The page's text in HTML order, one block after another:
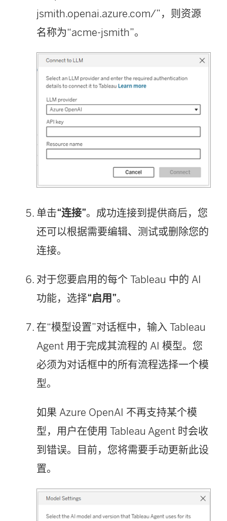
jsmith.openai.azure.com/”，则资源
名称为“acme-jsmith”。
单击“连接”。成功连接到提供商后，您
还可以根据需要编辑、测试或删除您的
连接。
对于您要启用的每个 Tableau 中的 AI
功能，选择“启用”。
在“模型设置”对话框中，输入 Tableau
Agent 用于完成其流程的 AI 模型。您
必须为对话框中的所有流程选择一个模
型。
如果 Azure OpenAI 不再支持某个模
型，用户在使用 Tableau Agent 时会收
到错误。目前，您将需要手动更新此设
置。